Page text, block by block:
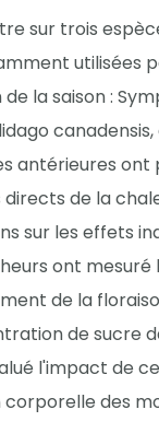
sur trois
utilisées
la saison :
antérieures
de la
sur les effets
ont mesuré
de la
de sucre
l'impact de
des